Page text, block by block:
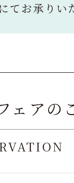
てお承りい
ェアの